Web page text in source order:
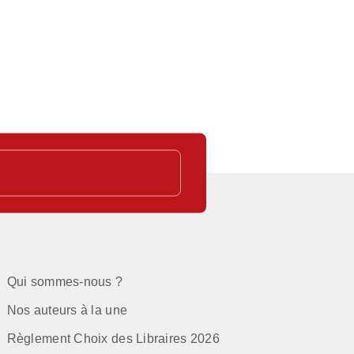
Qui sommes-nous ?
Nos auteurs à la une
Règlement Choix des Libraires 2026